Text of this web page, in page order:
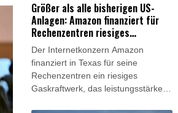
Größer als alle bisherigen US-
Anlagen: Amazon finanziert für
Rechenzentren riesiges
Gaskraftwerk
Der Internetkonzern Amazon
finanziert in Texas für seine
Rechenzentren ein riesiges
Gaskraftwerk, das leistungsstärker